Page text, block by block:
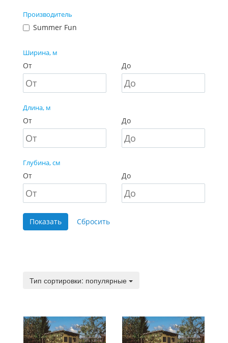
Производитель
Summer Fun
Ширина, м
От До
Длина, м
От До
Глубина, см
От До
Тип сортировки: популярные